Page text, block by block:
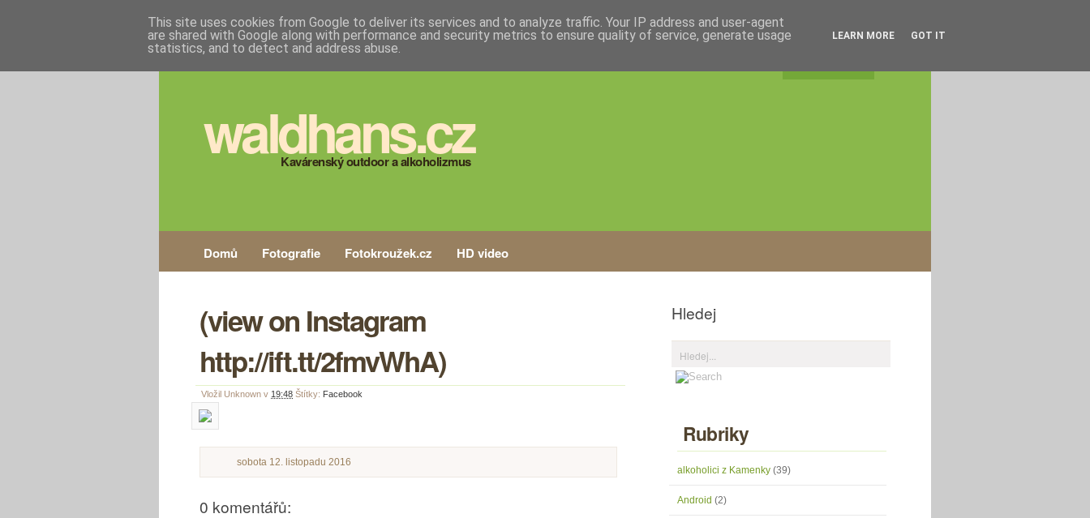
waldhans.cz
Kavárenský outdoor a alkoholizmus
Domů Fotografie Fotokroužek.cz HD video
(view on Instagram
http://ift.tt/2fmvWhA)
Vložil Unknown v 19:48 Štítky: Facebook
sobota 12. listopadu 2016
0 komentářů:
Hledej
Rubriky
alkoholici z Kamenky (39)
Android (2)
This site uses cookies from Google to deliver its services and to analyze traffic. Your IP address and user-agent
are shared with Google along with performance and security metrics to ensure quality of service, generate usage
statistics, and to detect and address abuse.
LEARN MORE GOT IT